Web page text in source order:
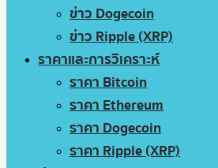
ข่าว Dogecoin
ข่าว Ripple (XRP)
ราคาและการวิเคราะห์
ราคา Bitcoin
ราคา Ethereum
ราคา Dogecoin
ราคา Ripple (XRP)